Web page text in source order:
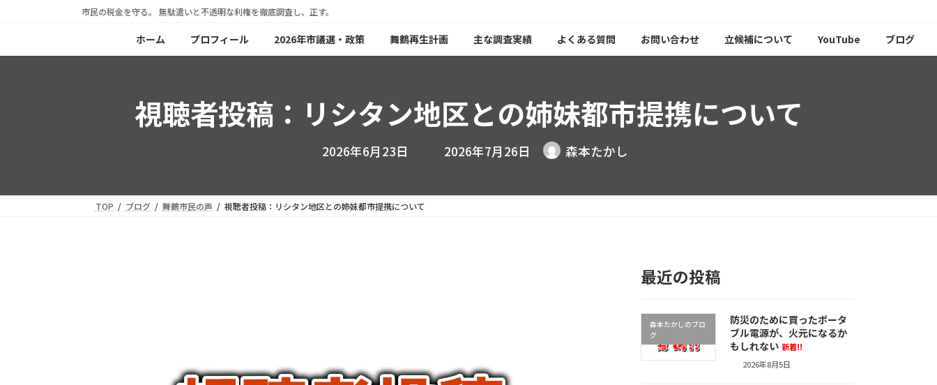
プ
動
市民の税金を守る。 無駄遣いと不透明な利権を徹底調査し、正す。
ホーム プロフィール 2026年市議選・政策 舞鶴再生計画 主な調査実績 よくある質問 お問い合わせ 立候補について YouTube ブログ
視聴者投稿：リシタン地区との姉妹都市提携について
2026年6月23日 最
終
日
2026年7月26日 森本たかし
TOP ブログ 舞鶴市民の声 視聴者投稿：リシタン地区との姉妹都市提携について
最近の投稿
森本たかしのブロ
グ
防災のために買ったポータ
ブル電源が、火元になるか
もしれない 新着!!
2026年8月5日